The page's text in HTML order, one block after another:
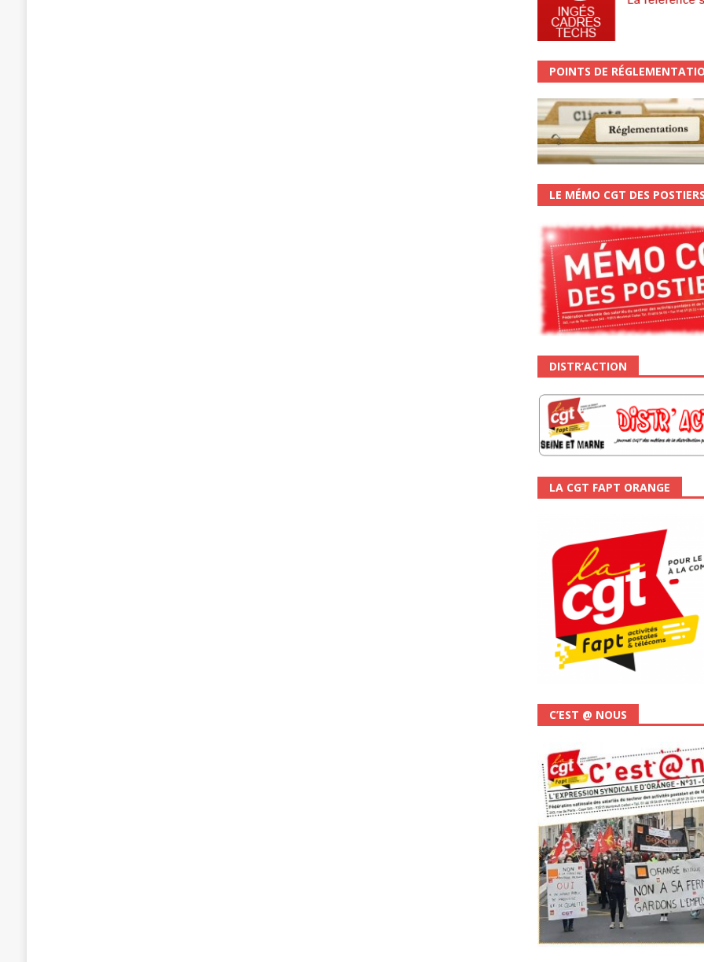
POINTS DE
LE MÉMO CGT DES
DISTR’ACTION
LA CGT FAPT ORANGE
C’EST @ NOUS